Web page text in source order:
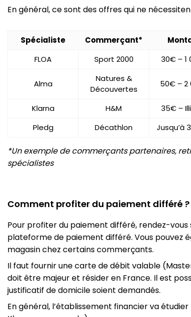
En général, ce sont des offres qui ne
Spécialiste Commerçant*
FLOA
Sport 2000 30€ – 1
Alma
Natures &
Découvertes
50€ – 2
Klarna H&M 35€ –
Pledg
Décathlon Jusqu’à
*Un exemple de commerçants partenaires,
spécialistes
Comment profiter du paiement différé ?
Pour profiter du paiement différé, rendez-vous
plateforme de paiement différé. Vous
magasin chez certains commerçants.
Il faut fournir une carte de débit valable
doit être majeur et résider en France. Il est
justificatif de domicile soient demandés.
En général, l’établissement financier va